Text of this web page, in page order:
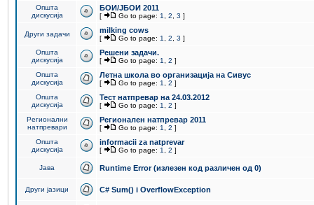
Општа
дискусија
БОИ/ЈБОИ 2011
[ Go to page: 1 2 3 ]
Други задачи milking cows
[ Go to page: 1 2 3 ]
Општа
дискусија
Решени задачи.
[ Go to page: 1 2 ]
Општа
дискусија
Летна школа во организација на Сивус
[ Go to page: 1 2 ]
Општа
дискусија
Тест натпревар на 24.03.2012
[ Go to page: 1 2 ]
Регионални
натпревари
Регионален натпревар 2011
[ Go to page: 1 2 ]
Општа
дискусија
informacii za natprevar
[ Go to page: 1 2 ]
Јава Runtime Error (излезен код различен од 0)
Други јазици C# Sum() i OverflowException